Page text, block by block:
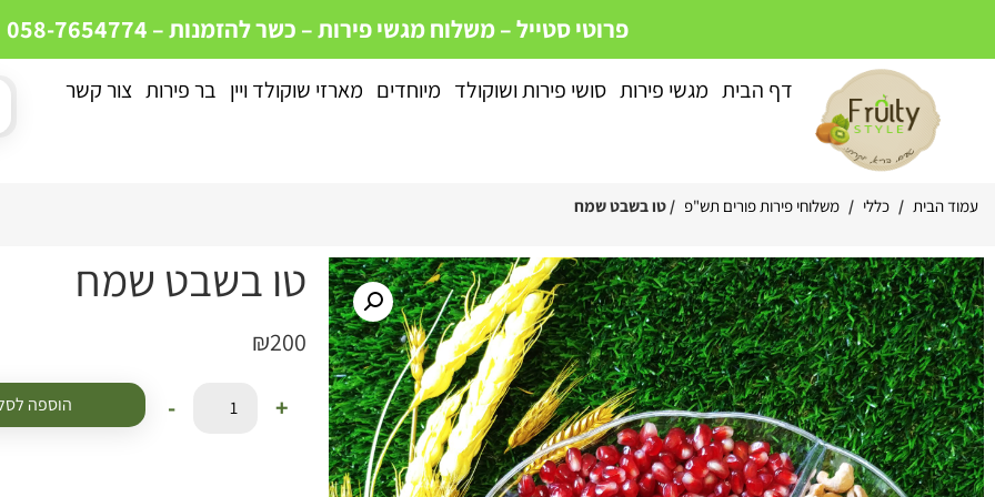
פרוטי סטייל – משלוח מגשי פירות – כשרלהזמנות – 058-7654774
דף הבית מגשי פירות סושי פירות ושוקולד מיוחדים מארזי שוקולד ויין בר פירות צור קשר
עמוד הבית / כללי / משלוחי פירות פורים תש"פ / טו בשבט שמח
טו בשבט שמח
₪200
+
- הוספה